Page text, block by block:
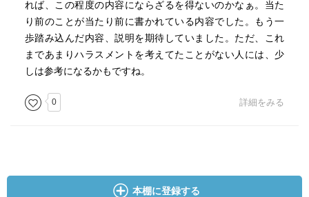
れば、この程度の内容にならざるを得ないのかなぁ。当た
り前のことが当たり前に書かれている内容でした。もう一
歩踏み込んだ内容、説明を期待していました。ただ、これ
まであまりハラスメントを考えてたことがない人には、少
しは参考になるかもですね。
0 詳細をみる
本棚に登録する